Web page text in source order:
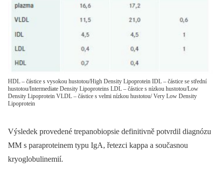
HDL – částice s vysokou hustotou/High Density Lipoprotein IDL – částice se střední
hustotou/Intermediate Density Lipoproteins LDL – částice s nízkou hustotou/Low
Density Lipoprotein VLDL – částice s velmi nízkou hustotou/ Very Low Density
Lipoprotein
Výsledek provedené trepanobiopsie definitivně potvrdil diagnózu
MM s paraproteinem typu IgA, řetezci kappa a současnou
kryoglobulinemií.